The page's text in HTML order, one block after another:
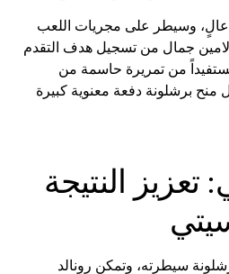
عالٍ، وسيطر على مجريات اللعب
جمال من تسجيل هدف التقدم
في الدقيقة 39، مستفيداً من تمريرة حاسمة من
برشلونة دفعة معنوية كبيرة
تعزيز النتيجة
سيطرته، وتمكن رونالد